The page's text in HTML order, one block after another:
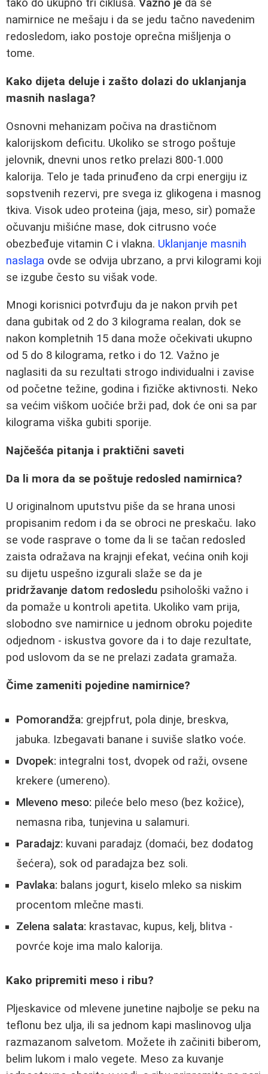
tako do ukupno tri ciklusa. Važno je da se
namirnice ne mešaju i da se jedu tačno navedenim
redosledom, iako postoje oprečna mišljenja o
tome.
Kako dijeta deluje i zašto dolazi do uklanjanja
masnih naslaga?
Osnovni mehanizam počiva na drastičnom
kalorijskom deficitu. Ukoliko se strogo poštuje
jelovnik, dnevni unos retko prelazi 800-1.000
kalorija. Telo je tada prinuđeno da crpi energiju iz
sopstvenih rezervi, pre svega iz glikogena i masnog
tkiva. Visok udeo proteina (jaja, meso, sir) pomaže
očuvanju mišićne mase, dok citrusno voće
obezbeđuje vitamin C i vlakna. Uklanjanje masnih
naslaga ovde se odvija ubrzano, a prvi kilogrami koji
se izgube često su višak vode.
Mnogi korisnici potvrđuju da je nakon prvih pet
dana gubitak od 2 do 3 kilograma realan, dok se
nakon kompletnih 15 dana može očekivati ukupno
od 5 do 8 kilograma, retko i do 12. Važno je
naglasiti da su rezultati strogo individualni i zavise
od početne težine, godina i fizičke aktivnosti. Neko
sa većim viškom uočiće brži pad, dok će oni sa par
kilograma viška gubiti sporije.
Najčešća pitanja i praktični saveti
Da li mora da se poštuje redosled namirnica?
U originalnom uputstvu piše da se hrana unosi
propisanim redom i da se obroci ne preskaču. Iako
se vode rasprave o tome da li se tačan redosled
zaista odražava na krajnji efekat, većina onih koji
su dijetu uspešno izgurali slaže se da je
pridržavanje datom redosledu psihološki važno i
da pomaže u kontroli apetita. Ukoliko vam prija,
slobodno sve namirnice u jednom obroku pojedite
odjednom - iskustva govore da i to daje rezultate,
pod uslovom da se ne prelazi zadata gramaža.
Čime zameniti pojedine namirnice?
Pomorandža: grejpfrut, pola dinje, breskva,
jabuka. Izbegavati banane i suviše slatko voće.
Dvopek: integralni tost, dvopek od raži, ovsene
krekere (umereno).
Mleveno meso: pileće belo meso (bez kožice),
nemasna riba, tunjevina u salamuri.
Paradajz: kuvani paradajz (domaći, bez dodatog
šećera), sok od paradajza bez soli.
Pavlaka: balans jogurt, kiselo mleko sa niskim
procentom mlečne masti.
Zelena salata: krastavac, kupus, kelj, blitva -
povrće koje ima malo kalorija.
Kako pripremiti meso i ribu?
Pljeskavice od mlevene junetine najbolje se peku na
teflonu bez ulja, ili sa jednom kapi maslinovog ulja
razmazanom salvetom. Možete ih začiniti biberom,
belim lukom i malo vegete. Meso za kuvanje